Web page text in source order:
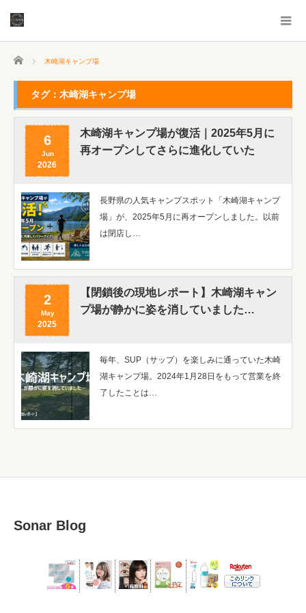
ホーム 木崎湖キャンプ場
タグ：木崎湖キャンプ場
6
Jun
2026
木崎湖キャンプ場が復活｜2025年5月に
再オープンしてさらに進化していた
長野県の人気キャンプスポット「木崎湖キャンプ
場」が、2025年5月に再オープンしました。以前
は閉店し…
2
May
2025
【閉鎖後の現地レポート】木崎湖キャン
プ場が静かに姿を消していました…
毎年、SUP（サップ）を楽しみに通っていた木崎
湖キャンプ場。2024年1月28日をもって営業を終
了したことは…
Sonar Blog